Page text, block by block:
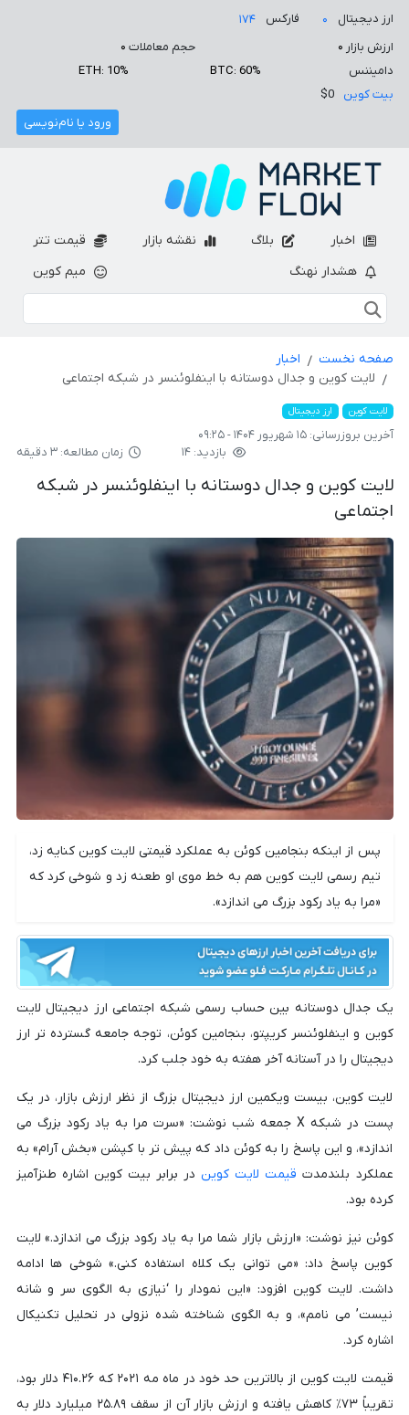
ارز دیجیتال ۰ فارکس
۱۷۴
ارزش بازار ۰ حجم معاملات ۰
دامیننس
BTC: 60%
ETH: 10%
بیت کوین
$0
ورود یا نام‌نویسی
اخبار بلاگ نقشه بازار
قیمت تتر
هشدار نهنگ
میم کوین
صفحه نخست
اخبار
لایت کوین و جدال دوستانه با اینفلوئنسر در شبکه اجتماعی
لایت کوین ارز دیجیتال
آخرین بروزرسانی:۱۵ شهریور ۱۴۰۴ - ۰۹:۲۵
بازدید: ۱۴
زمان مطالعه: ۳ دقیقه
لایت کوین و جدال دوستانه با اینفلوئنسر در شبکه
اجتماعی
پس از اینکه بنجامین کوئن به عملکرد قیمتی لایت کوین کنایه زد،
تیم رسمی لایت کوین هم به خط موی او طعنه زد و شوخی کرد که
«مرا به یاد رکود بزرگ می اندازد».
یک جدال دوستانه بین حساب رسمی شبکه اجتماعی ارز دیجیتال لایت
کوین و اینفلوئنسر کریپتو، بنجامین کوئن، توجه جامعه گسترده تر ارز
دیجیتال را در آستانه آخر هفته به خود جلب کرد.
لایت کوین، بیست ویکمین ارز دیجیتال بزرگ از نظر ارزش بازار، در یک
پست در شبکه X جمعه شب نوشت: «سرت مرا به یاد رکود بزرگ می
اندازد»، و این پاسخ را به کوئن داد که پیش تر با کپشن «بخش آرام» به
عملکرد بلندمدت قیمت لایت کویندر برابر بیت کوین اشاره طنزآمیز
کرده بود.
کوئن نیز نوشت: «ارزش بازار شما مرا به یاد رکود بزرگ می اندازد.» لایت
کوین پاسخ داد: «می توانی یک کلاه استفاده کنی.» شوخی ها ادامه
داشت. لایت کوین افزود: «این نمودار را ‘نیازی به الگوی سر و شانه
نیست’ می نامم»، و به الگوی شناخته شده نزولی در تحلیل تکنیکال
اشاره کرد.
قیمت لایت کوین از بالاترین حد خود در ماه مه ۲۰۲۱ که ۴۱۰.۲۶ دلار بود،
تقریباً ۷۳٪ کاهش یافته و ارزش بازار آن از سقف ۲۵.۸۹ میلیارد دلار به